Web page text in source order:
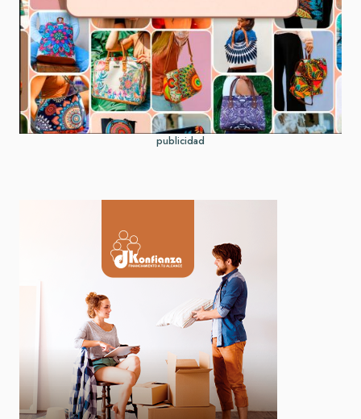
publicidad